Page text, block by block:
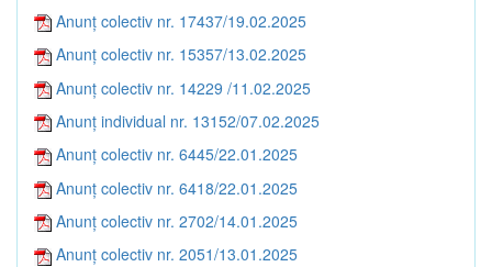
Anunț colectiv nr. 17437/19.02.2025
Anunț colectiv nr. 15357/13.02.2025
Anunț colectiv nr. 14229 /11.02.2025
Anunț individual nr. 13152/07.02.2025
Anunț colectiv nr. 6445/22.01.2025
Anunț colectiv nr. 6418/22.01.2025
Anunț colectiv nr. 2702/14.01.2025
Anunț colectiv nr. 2051/13.01.2025